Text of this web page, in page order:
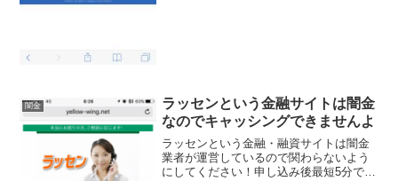
闇金
ラッセンという金融サイトは闇金
なのでキャッシングできませんよ
ラッセンという金融・融資サイトは闇金
業者が運営しているので関わらないよう
にしてください！申し込み後最短5分で実